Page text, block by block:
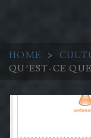
HOME >
QU’EST-CE